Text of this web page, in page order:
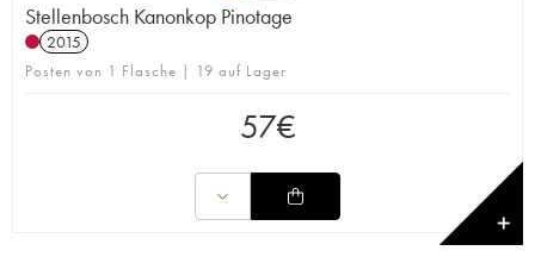
Stellenbosch Kanonkop Pinotage
2015
Posten von 1 Flasche | 19 auf Lager
57€
✕